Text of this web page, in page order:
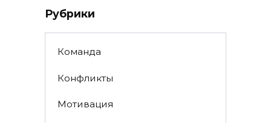
Рубрики
Команда
Конфликты
Мотивация